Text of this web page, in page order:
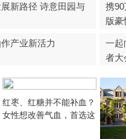
新路径 诗意田园与
携
版
产业新活力
一起
者大
红枣、红糖并不能补血？
女性想改善气血，首选这